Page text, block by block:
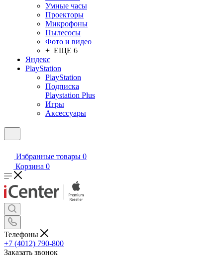
Умные часы
Проекторы
Микрофоны
Пылесосы
Фото и видео
+ ЕЩЕ 6
Яндекс
PlayStation
PlayStation
Подписка
Playstation Plus
Игры
Аксессуары
Избранные товары 0
Корзина 0
Телефоны
+7 (4012) 790-800
Заказать звонок